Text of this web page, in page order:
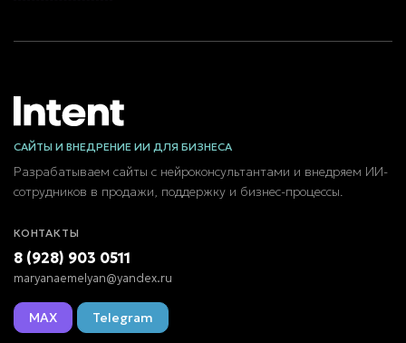
САЙТЫ И ВНЕДРЕНИЕ ИИ ДЛЯ БИЗНЕСА
Разрабатываем сайты с нейроконсультантами и внедряем ИИ-
сотрудников в продажи, поддержку и бизнес-процессы.
КОНТАКТЫ
8 (928) 903 0511
maryanaemelyan@yandex.ru
MAX Telegram